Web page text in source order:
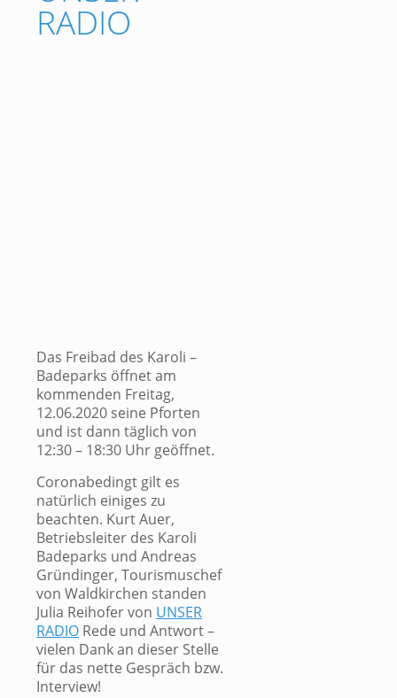
RADIO
Das Freibad des Karoli –
Badeparks öffnet am
kommenden Freitag,
12.06.2020 seine Pforten
und ist dann täglich von
12:30 – 18:30 Uhr geöffnet.
Coronabedingt gilt es
natürlich einiges zu
beachten. Kurt Auer,
Betriebsleiter des Karoli
Badeparks und Andreas
Gründinger, Tourismuschef
von Waldkirchen standen
Julia Reihofer von UNSER
RADIO Rede und Antwort –
vielen Dank an dieser Stelle
für das nette Gespräch bzw.
Interview!